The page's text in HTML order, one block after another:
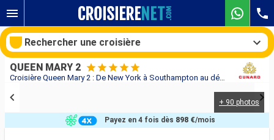
Croisière Queen Mary 2 : De New York à Southampton au départ de New York
QUEEN MARY 2
+ 90 photos
Payez en 4 fois dès 898 €/mois
Rechercher une croisière